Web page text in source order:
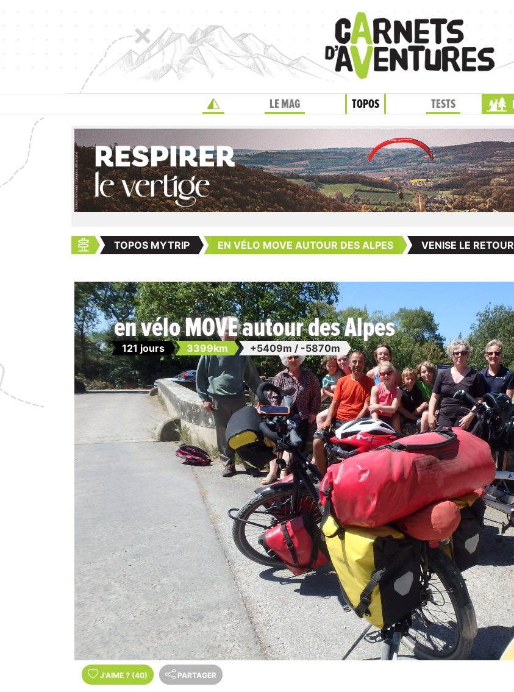
LE MAG TOPOS TESTS
TOPOS MYTRIP EN VÉLO MOVE AUTOUR DES ALPES VENISE LE RETOUR
en vélo MOVE autour des Alpes
121 jours 3399km +5409m / -5870m
J'AIME ? (40) PARTAGER